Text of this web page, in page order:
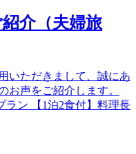
介（夫婦旅
いただきまして、誠にあ
お声をご紹介します。
ラン 【1泊2食付】料理長